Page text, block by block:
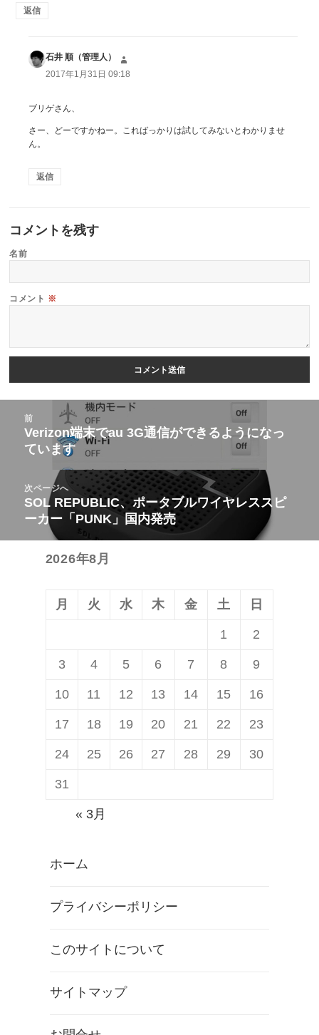
返信
石井 順（管理人）
り:
2017年1月31日 09:18
ブリゲさん、
さー、どーですかねー。こればっかりは試してみないとわかりませ
ん。
返信
コメントを残す
名前
コメント ※
前
前
の
稿:
Verizon端末でau 3G通信ができるようになっ
ています
次ページへ
次
投
SOL REPUBLIC、ポータブルワイヤレススピ
ーカー「PUNK」国内発売
2026年8月
月 火 水 木 金 土 日
1 2
3 4 5 6 7 8 9
10 11 12 13 14 15 16
17 18 19 20 21 22 23
24 25 26 27 28 29 30
31
« 3月
ホーム
プライバシーポリシー
このサイトについて
サイトマップ